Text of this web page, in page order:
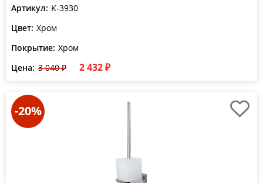
Артикул: K-3930
Цвет: Хром
Покрытие: Хром
Цена: 3 040 ₽ 2 432 ₽
-20%